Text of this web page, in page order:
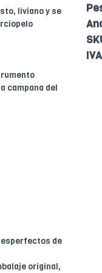
liviano y se
campana del
de
original,